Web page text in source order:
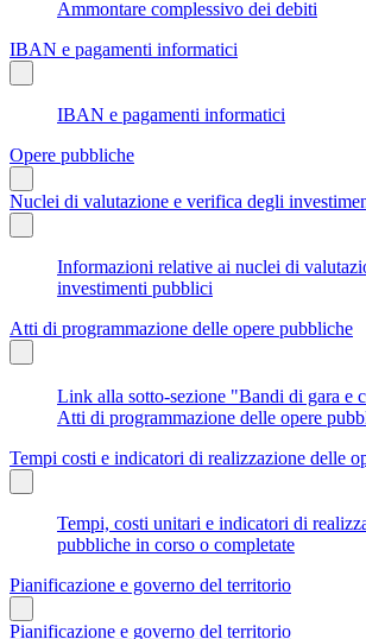
Ammontare complessivo dei debiti
IBAN e pagamenti informatici
IBAN e pagamenti informatici
Opere pubbliche
Nuclei di valutazione e verifica degli
Informazioni relative ai nuclei di
investimenti pubblici
Atti di programmazione delle opere pubbliche
Link alla sotto-sezione "Bandi di gara e
Atti di programmazione delle opere
Tempi costi e indicatori di realizzazione delle
Tempi, costi unitari e indicatori di
pubbliche in corso o completate
Pianificazione e governo del territorio
Pianificazione e governo del territorio